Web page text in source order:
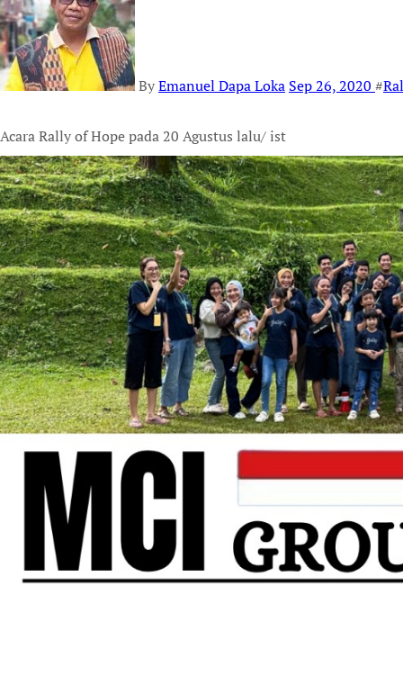
ByEmanuel Dapa Loka Sep 26, 2020 #
Acara Rally of Hope pada 20 Agustus lalu/ ist